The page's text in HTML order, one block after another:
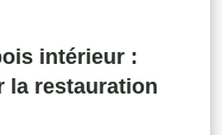
intérieur :
la restauration